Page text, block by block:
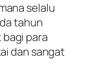
selalu
tahun
para
dan sangat